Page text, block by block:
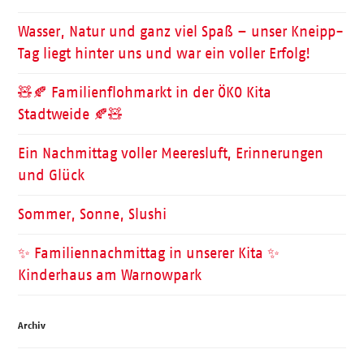
Wasser, Natur und ganz viel Spaß – unser Kneipp-
Tag liegt hinter uns und war ein voller Erfolg!
🧸🍂 Familienflohmarkt in der ÖKO Kita
Stadtweide 🍂🧸
Ein Nachmittag voller Meeresluft, Erinnerungen
und Glück
Sommer, Sonne, Slushi
✨ Familiennachmittag in unserer Kita ✨
Kinderhaus am Warnowpark
Archiv